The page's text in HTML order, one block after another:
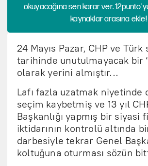
okuyacağına sen karar ver.
kaynaklar arasına ekle!
24 Mayıs Pazar, CHP ve Türk
tarihinde unutulmayacak bir
olarak yerini almıştır...
Lafı fazla uzatmak niyetinde
seçim kaybetmiş ve 13 yıl
Başkanlığı yapmış bir siyasi
iktidarının kontrolü altında
darbesiyle tekrar Genel
koltuğuna oturması sözün